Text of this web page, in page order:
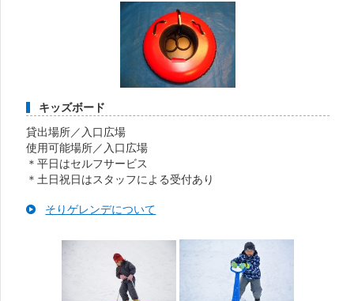
キッズボード
貸出場所／入口広場
使用可能場所／入口広場
＊平日はセルフサービス
＊土日祝日はスタッフによる受付あり
そりゲレンデについて